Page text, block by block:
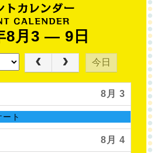
8月3 — 9日
今日
8月 3
ト
8月 4